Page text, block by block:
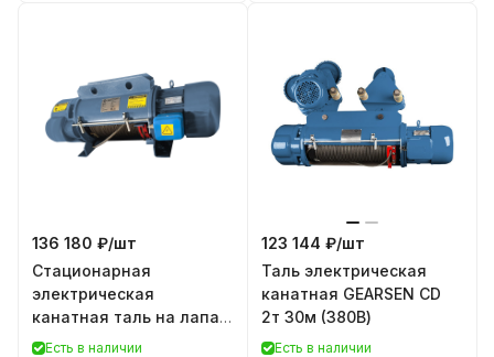
136 180 ₽/шт
Стационарная
электрическая
канатная таль на лапах
GEARSEN CDS 50120
Есть в наличии
123 144 ₽/шт
Таль электрическая
канатная GEARSEN CD
2т 30м (380В)
Есть в наличии